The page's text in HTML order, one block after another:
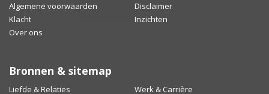
Algemene voorwaarden
Disclaimer
Klacht
Inzichten
Over ons
Bronnen & sitemap
Liefde & Relaties Werk & Carrière